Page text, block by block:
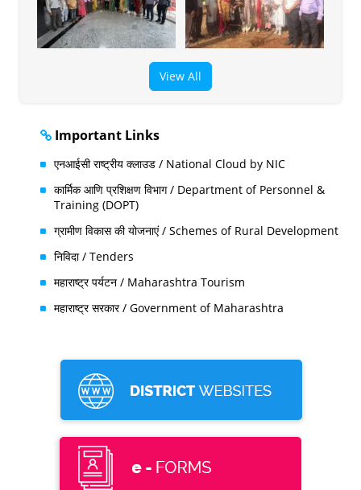
View All
Important Links
एनआईसी राष्ट्रीय क्लाउड / National Cloud by NIC
कार्मिक आणि प्रशिक्षण विभाग / Department of Personnel &
Training (DOPT)
ग्रामीण विकास की योजनाएं / Schemes of Rural Development
निविदा / Tenders
महाराष्ट्र पर्यटन / Maharashtra Tourism
महाराष्ट्र सरकार / Government of Maharashtra